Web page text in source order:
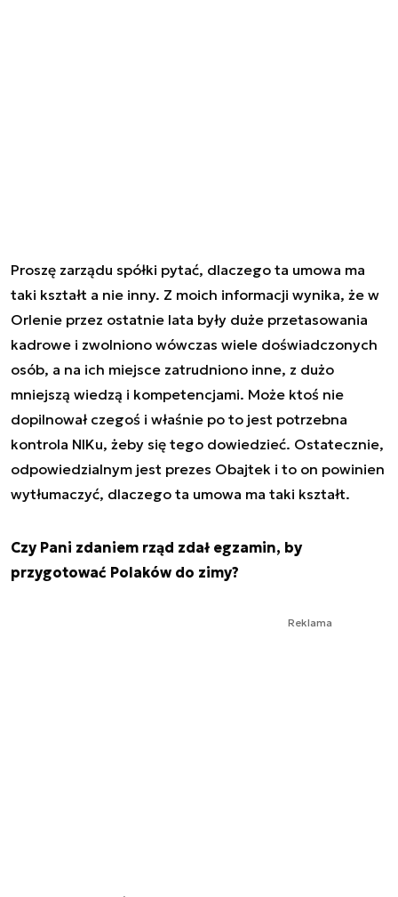
Proszę zarządu spółki pytać, dlaczego ta umowa ma
taki kształt a nie inny. Z moich informacji wynika, że w
Orlenie przez ostatnie lata były duże przetasowania
kadrowe i zwolniono wówczas wiele doświadczonych
osób, a na ich miejsce zatrudniono inne, z dużo
mniejszą wiedzą i kompetencjami. Może ktoś nie
dopilnował czegoś i właśnie po to jest potrzebna
kontrola NIKu, żeby się tego dowiedzieć. Ostatecznie,
odpowiedzialnym jest prezes Obajtek i to on powinien
wytłumaczyć, dlaczego ta umowa ma taki kształt.
Czy Pani zdaniem rząd zdał egzamin, by
przygotować Polaków do zimy?
Reklama